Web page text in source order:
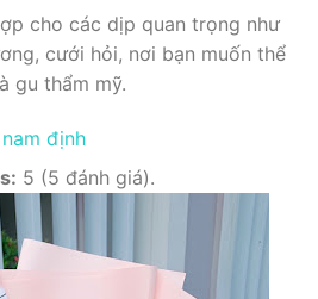
cho các dịp quan trọng như
cưới hỏi, nơi bạn muốn thể
gu thẩm mỹ.
định
5 (5 đánh giá).